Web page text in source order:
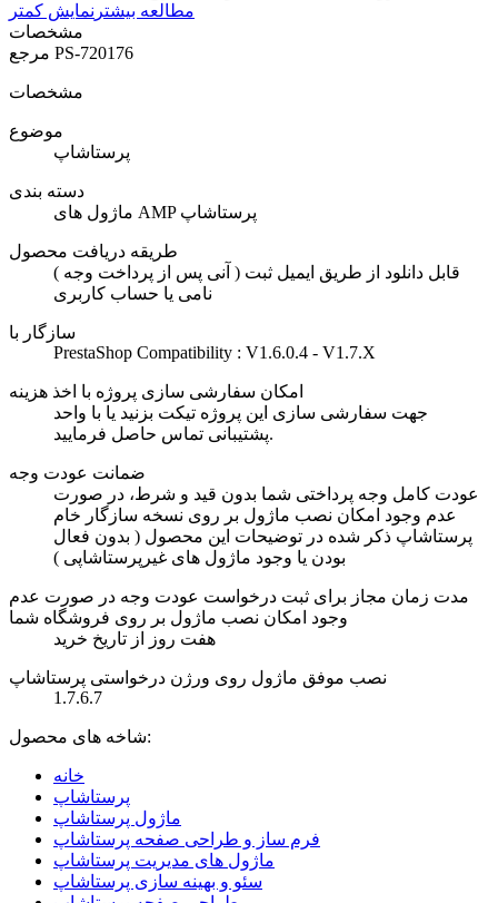
مطالعه بیشتر نمایش کمتر
مشخصات
PS-720176
مشخصات
موضوع
پرستاشاپ
دسته بندی
ماژول های AMP پرستاشاپ
طریقه دریافت محصول
( آنی پس از پرداخت وجه ) قابل دانلود از طریق ایمیل ثبت
نامی یا حساب کاربری
سازگار با
PrestaShop Compatibility : V1.6.0.4 - V1.7.X
امکان سفارشی سازی پروژه با اخذ هزینه
جهت سفارشی سازی این پروژه تیکت بزنید یا با واحد
پشتیبانی تماس حاصل فرمایید.
ضمانت عودت وجه
عودت کامل وجه پرداختی شما بدون قید و شرط، در صورت
عدم وجود امکان نصب ماژول بر روی نسخه سازگار خام
پرستاشاپ ذکر شده در توضیحات این محصول ( بدون فعال
بودن یا وجود ماژول های غیرپرستاشاپی )
مدت زمان مجاز برای ثبت درخواست عودت وجه در صورت عدم
وجود امکان نصب ماژول بر روی فروشگاه شما
هفت روز از تاریخ خرید
نصب موفق ماژول روی ورژن درخواستی پرستاشاپ
1.7.6.7
شاخه های محصول:
خانه
پرستاشاپ
ماژول پرستاشاپ
فرم ساز و طراحی صفحه پرستاشاپ
ماژول های مدیریت پرستاشاپ
سئو و بهینه سازی پرستاشاپ